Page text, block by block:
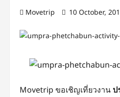
Movetrip 10 October,
Movetrip ขอเชิญเที่ยวงาน ป